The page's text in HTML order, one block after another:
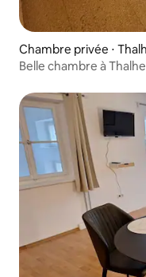
Chambre privée ⋅
Belle chambre à